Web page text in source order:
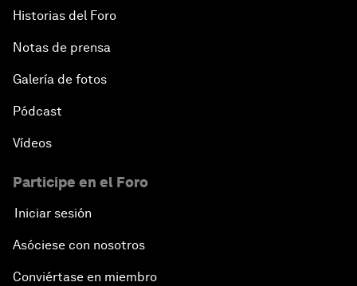
Historias del Foro
Notas de prensa
Galería de fotos
Pódcast
Vídeos
Participe en el Foro
Iniciar sesión
Asóciese con nosotros
Conviértase en miembro